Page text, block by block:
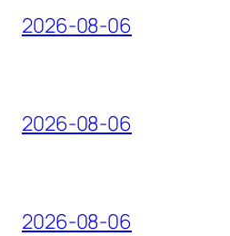
2026-08-06
2026-08-06
2026-08-06